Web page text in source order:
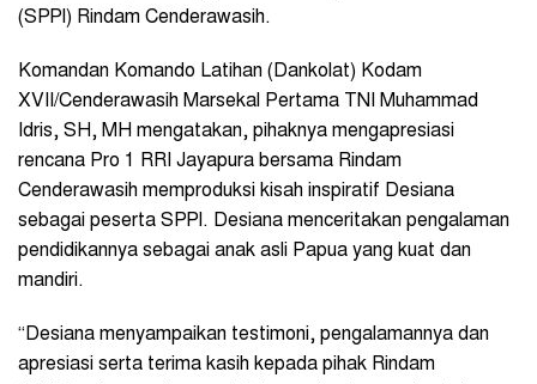
(SPPI) Rindam Cenderawasih.
Komandan Komando Latihan (Dankolat) Kodam
XVII/Cenderawasih Marsekal Pertama TNI Muhammad
Idris, SH, MH mengatakan, pihaknya mengapresiasi
rencana Pro 1 RRI Jayapura bersama Rindam
Cenderawasih memproduksi kisah inspiratif Desiana
sebagai peserta SPPI. Desiana menceritakan pengalaman
pendidikannya sebagai anak asli Papua yang kuat dan
mandiri.
“Desiana menyampaikan testimoni, pengalamannya dan
apresiasi serta terima kasih kepada pihak Rindam